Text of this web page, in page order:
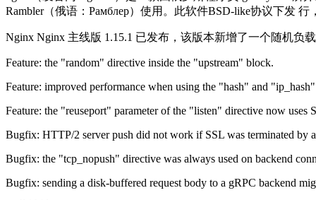
Rambler（俄语：Рамблер）使用。此软件BSD-like协议下发
Nginx Nginx 主线版 1.15.1 已发布，该版本新增了一个随机负
Feature: the "random" directive inside the "upstream" block.
Feature: improved performance when using the "hash" and
Feature: the "reuseport" parameter of the "listen" directive now
Bugfix: HTTP/2 server push did not work if SSL was terminated by
Bugfix: the "tcp_nopush" directive was always used on backend
Bugfix: sending a disk-buffered request body to a gRPC backend